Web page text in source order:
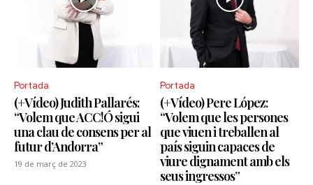
Portada
(+Vídeo) Judith Pallarés:
“Volem que ACC!Ó sigui
una clau de consens per al
futur d’Andorra”
19 de març de 2023
Portada
(+Vídeo) Pere López:
“Volem que les persones
que viuen i treballen al
país siguin capaces de
viure dignament amb els
seus ingressos”